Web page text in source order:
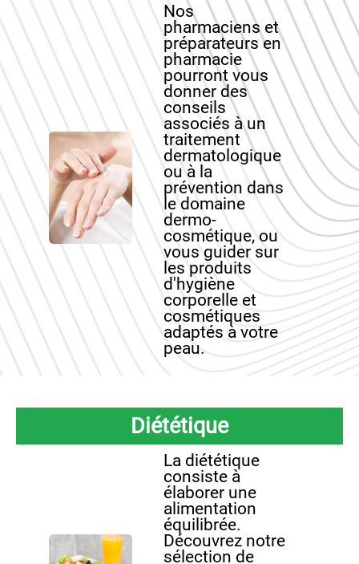
Nos
pharmaciens et
préparateurs en
pharmacie
pourront vous
donner des
conseils
associés à un
traitement
dermatologique
ou à la
prévention dans
le domaine
dermo-
cosmétique, ou
vous guider sur
les produits
d'hygiène
corporelle et
cosmétiques
adaptés à votre
peau.
Diététique
La diététique
consiste à
élaborer une
alimentation
équilibrée.
Découvrez notre
sélection de